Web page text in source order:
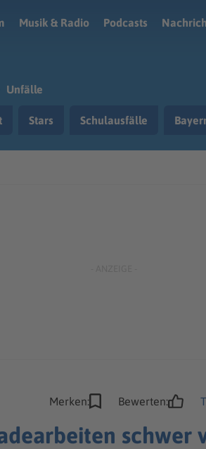
Musik & Radio Podcasts
Unfälle
Stars Schulausfälle
Merken: Bewerten:
schwer